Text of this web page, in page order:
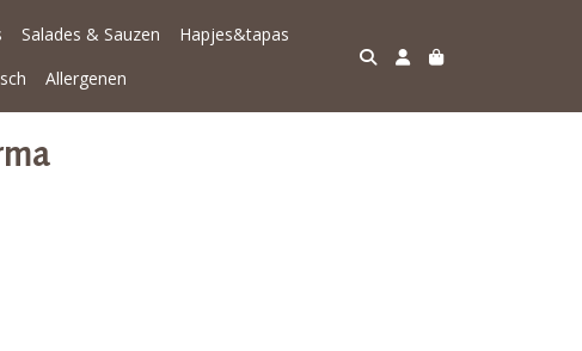
Salades & Sauzen
Hapjes&tapas
Allergenen